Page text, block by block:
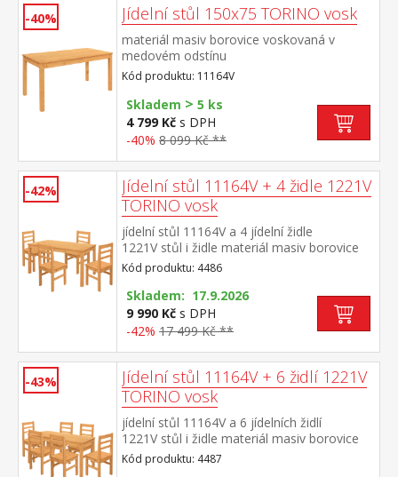
-40% Jídelní stůl 150x75 TORINO vosk
materiál masiv borovice voskovaná v
medovém odstínu
Kód produktu: 11164V
Skladem > 5 ks
4 799 Kč s DPH
-40% 8 099 Kč **
-42%
Jídelní stůl 11164V + 4 židle 1221V
TORINO vosk
jídelní stůl 11164V a 4 jídelní židle
1221V stůl i židle materiál masiv borovice
voskovaná v medovém odstínu výška sedu
židle 45 cm rozměr stolu (š/h/v): 150 × 75 ×
76 cm rozměr židle (š/h/v): 42 × 46 × 91 cm
Kód produktu: 4486
Skladem: 17.9.2026
9 990 Kč s DPH
-42% 17 499 Kč **
-43%
Jídelní stůl 11164V + 6 židlí 1221V
TORINO vosk
jídelní stůl 11164V a 6 jídelních židlí
1221V stůl i židle materiál masiv borovice
voskovaná v medovém odstínu výška sedu
židle 45 cm rozměr stolu (š/h/v): 150 × 75 ×
Kód produktu: 4487